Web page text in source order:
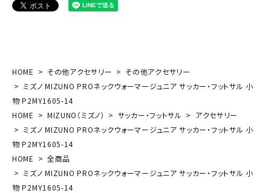
HOME その他アクセサリー
その他アクセサリー
ミズノ MIZUNO PROネックウォーマージュニア サッカー・フットサル 小
物 P2MY1605-14
HOME
MIZUNO（ミズノ） サッカー・フットサル
アクセサリー
ミズノ MIZUNO PROネックウォーマージュニア サッカー・フットサル 小
物 P2MY1605-14
HOME
全商品
ミズノ MIZUNO PROネックウォーマージュニア サッカー・フットサル 小
物 P2MY1605-14